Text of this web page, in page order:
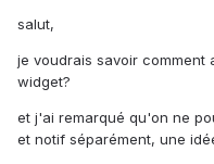
salut,
je voudrais savoir comment
widget?
et j'ai remarqué qu'on ne
et notif séparément, une